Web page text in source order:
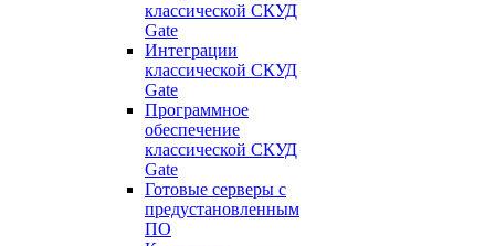
классической СКУД
Gate
Интеграции
классической СКУД
Gate
Программное
обеспечение
классической СКУД
Gate
Готовые серверы с
предустановленным
ПО